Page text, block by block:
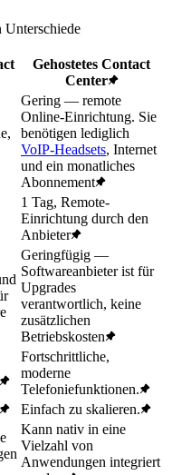
Unterschiede
Gehostetes Contact
Center
Gering — remote
Online-Einrichtung. Sie
benötigen lediglich
VoIP-Headsets, Internet
und ein monatliches
Abonnement
1 Tag, Remote-
Einrichtung durch den
Anbieter
Geringfügig —
Softwareanbieter ist für
Upgrades
verantwortlich, keine
zusätzlichen
Betriebskosten
Fortschrittliche,
moderne
Telefoniefunktionen.
Einfach zu skalieren.
Kann nativ in eine
Vielzahl von
Anwendungen integriert